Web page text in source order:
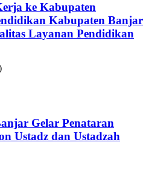
ke Kabupaten
Kabupaten Banjar
Layanan Pendidikan
Gelar Penataran
Ustadz dan Ustadzah